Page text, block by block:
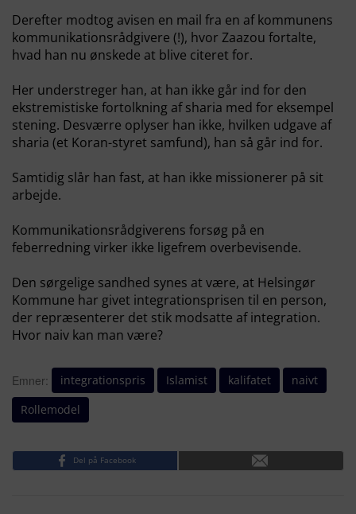
Derefter modtog avisen en mail fra en af kommunens
kommunikationsrådgivere (!), hvor Zaazou fortalte,
hvad han nu ønskede at blive citeret for.
Her understreger han, at han ikke går ind for den
ekstremistiske fortolkning af sharia med for eksempel
stening. Desværre oplyser han ikke, hvilken udgave af
sharia (et Koran-styret samfund), han så går ind for.
Samtidig slår han fast, at han ikke missionerer på sit
arbejde.
Kommunikationsrådgiverens forsøg på en
feberredning virker ikke ligefrem overbevisende.
Den sørgelige sandhed synes at være, at Helsingør
Kommune har givet integrationsprisen til en person,
der repræsenterer det stik modsatte af integration.
Hvor naiv kan man være?
Emner: integrationspris Islamist kalifatet
naivt
Rollemodel
Del på Facebook